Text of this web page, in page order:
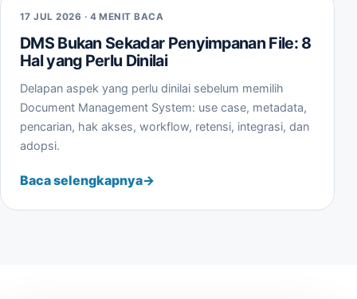
17 JUL 2026 · 4 MENIT BACA
DMS Bukan Sekadar Penyimpanan File: 8
Hal yang Perlu Dinilai
Delapan aspek yang perlu dinilai sebelum memilih
Document Management System: use case, metadata,
pencarian, hak akses, workflow, retensi, integrasi, dan
adopsi.
Baca selengkapnya